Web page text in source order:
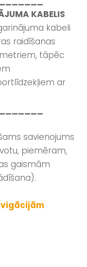
KABELIS
kabeli
raidīšanas
tāpēc
ar
savienojums
piemēram,
gaismām